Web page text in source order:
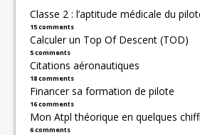
Classe 2 : l’aptitude médicale du
15 comments
Calculer un Top Of Descent (TOD)
5 comments
Citations aéronautiques
18 comments
Financer sa formation de pilote
16 comments
Mon Atpl théorique en quelques
6 comments